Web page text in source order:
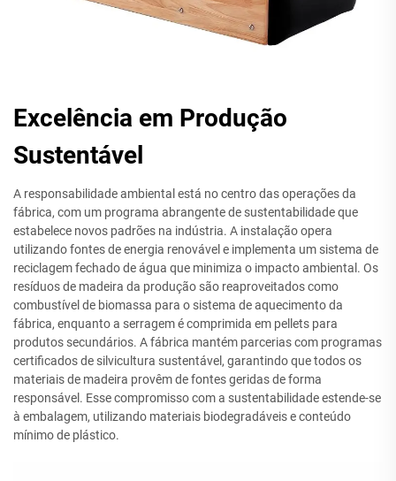
Excelência em Produção
Sustentável
A responsabilidade ambiental está no centro das operações da
fábrica, com um programa abrangente de sustentabilidade que
estabelece novos padrões na indústria. A instalação opera
utilizando fontes de energia renovável e implementa um sistema de
reciclagem fechado de água que minimiza o impacto ambiental. Os
resíduos de madeira da produção são reaproveitados como
combustível de biomassa para o sistema de aquecimento da
fábrica, enquanto a serragem é comprimida em pellets para
produtos secundários. A fábrica mantém parcerias com programas
certificados de silvicultura sustentável, garantindo que todos os
materiais de madeira provêm de fontes geridas de forma
responsável. Esse compromisso com a sustentabilidade estende-se
à embalagem, utilizando materiais biodegradáveis e conteúdo
mínimo de plástico.